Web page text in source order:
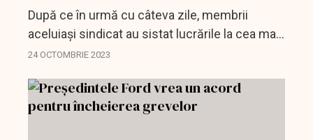
După ce în urmă cu câteva zile, membrii
aceluiași sindicat au sistat lucrările la cea mai
profitabilă uzină a Ford, alte mii de angajați ai
sau...
24 OCTOMBRIE 2023